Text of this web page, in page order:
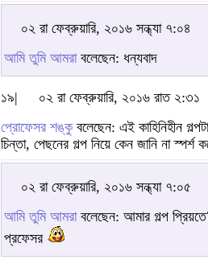
০২ রা ফেব্রুয়ারি, ২০১৬ সন্ধ্যা ৭:০৪
আমি তুমি আমরাবলেছেন: ধন্যবাদ
১৯|
০২ রা ফেব্রুয়ারি, ২০১৬ রাত ২:৩১
প্রোফেসর শঙ্কুবলেছেন: এই কাহিনিহীন
চিন্তা, পেছনের গল্প নিয়ে কেন জানি না স্পর্শ
০২ রা ফেব্রুয়ারি, ২০১৬ সন্ধ্যা ৭:০৫
আমি তুমি আমরাবলেছেন: আমার গল্প
প্রফেসর